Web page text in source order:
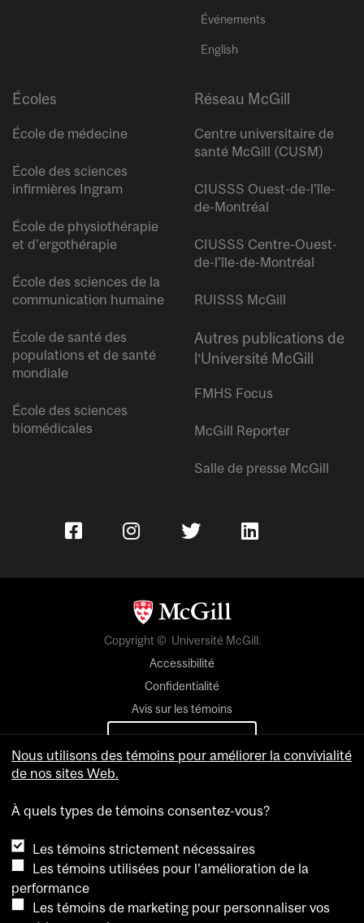
Événements
English
Écoles
École de médecine
École des sciences
infirmières Ingram
École de physiothérapie
et d’ergothérapie
École des sciences de la
communication humaine
École de santé des
populations et de santé
mondiale
École des sciences
biomédicales
Réseau McGill
Centre universitaire de
santé McGill (CUSM)
CIUSSS Ouest-de-l’île-
de-Montréal
CIUSSS Centre-Ouest-
de-l’île-de-Montréal
RUISSS McGill
Autres publications de
l’Université McGill
FMHS Focus
McGill Reporter
Salle de presse McGill
Copyright © Université McGill.
Accessibilité
Confidentialité
Avis sur les témoins
Nous utilisons des témoins pour améliorer la convivialité
de nos sites Web.
À quels types de témoins consentez-vous?
Les témoins strictement nécessaires
Les témoins utilisées pour l'amélioration de la
performance
Les témoins de marketing pour personnaliser vos